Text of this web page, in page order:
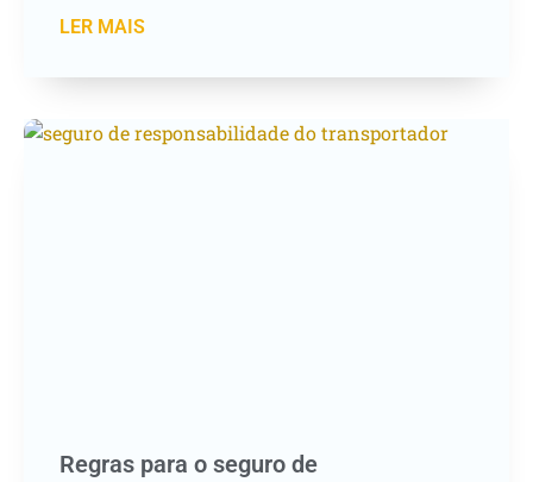
LER MAIS
Regras para o seguro de